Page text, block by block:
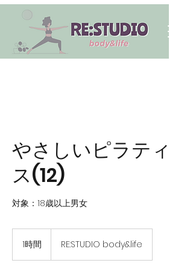
やさしいピラティ
ス(12)
対象：18歳以上男女
1時間 RE:STUDIO body&life